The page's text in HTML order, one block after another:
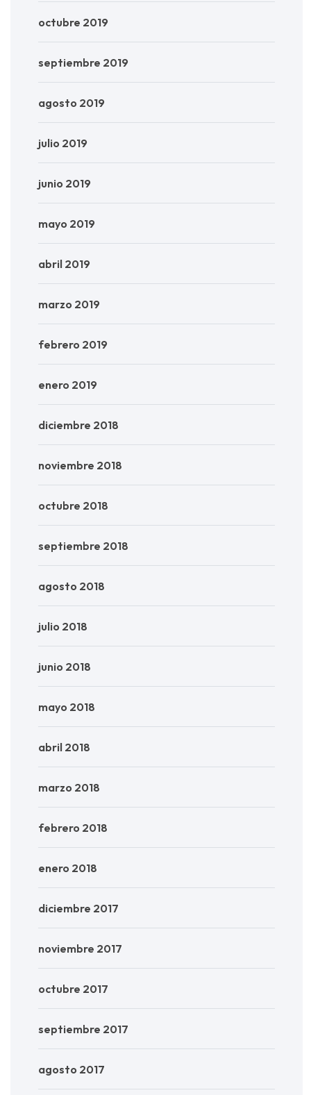
octubre 2019
septiembre 2019
agosto 2019
julio 2019
junio 2019
mayo 2019
abril 2019
marzo 2019
febrero 2019
enero 2019
diciembre 2018
noviembre 2018
octubre 2018
septiembre 2018
agosto 2018
julio 2018
junio 2018
mayo 2018
abril 2018
marzo 2018
febrero 2018
enero 2018
diciembre 2017
noviembre 2017
octubre 2017
septiembre 2017
agosto 2017